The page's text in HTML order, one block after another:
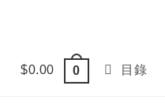
$0.00 0 目錄